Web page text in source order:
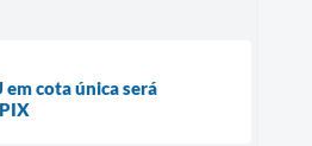
cota única será